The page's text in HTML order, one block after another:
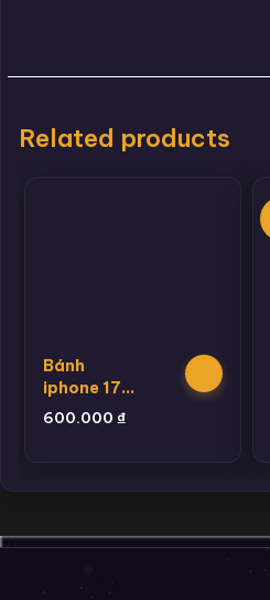
Related products
Bánh
iphone 17
promax
600.000 ₫